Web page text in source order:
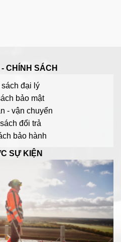
CHÍNH SÁCH
đại lý
bảo mật
- vận chuyển
đổi trả
bảo hành
SỰ KIỆN